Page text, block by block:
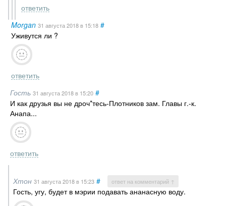
ответить
Morgan 31 августа 2018в 15:18 #
Уживутся ли ?
ответить
Гость 31 августа 2018в 15:20 #
И как друзья вы не дроч*тесь-Плотников зам. Главы г.-к.
Анапа...
ответить
Хтон 31 августа 2018в 15:23 # ответ на комментарий ↑
Гость, угу, будет в мэрии подавать ананасную воду.